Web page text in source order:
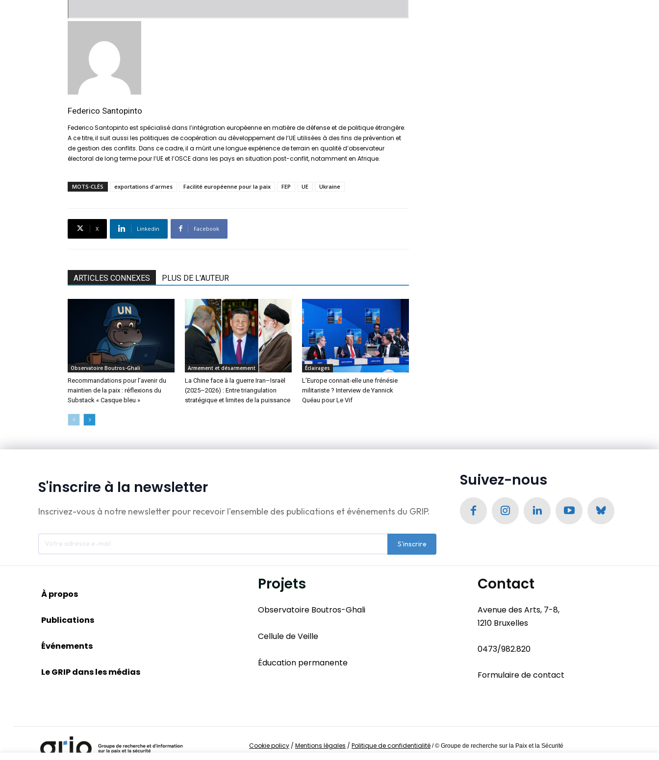
Federico Santopinto
Federico Santopinto est spécialisé dans l’intégration européenne en matière de défense et de politique étrangère.
A ce titre, il suit aussi les politiques de coopération au développement de l’UE utilisées à des fins de prévention et
de gestion des conflits. Dans ce cadre, il a mûrit une longue expérience de terrain en qualité d’observateur
électoral de long terme pour l’UE et l’OSCE dans les pays en situation post-conflit, notamment en Afrique.
MOTS-CLÉS exportations d'armes Facilité européenne pour la paix FEP UE Ukraine
X Linkedin Facebook
ARTICLES CONNEXES PLUS DE L'AUTEUR
Observatoire Boutros-Ghali
Recommandations pour l’avenir du
maintien de la paix : réflexions du
Substack « Casque bleu »
Armement et désarmement
La Chine face à la guerre Iran–Israël
(2025–2026) : Entre triangulation
stratégique et limites de la puissance
Éclairages
L’Europe connait-elle une frénésie
militariste ? Interview de Yannick
Quéau pour Le Vif
S'inscrire à la newsletter
Inscrivez-vous à notre newsletter pour recevoir l'ensemble des publications et événements du GRIP.
S'inscrire
Suivez-nous
À propos
Publications
Événements
Le GRIP dans les médias
Projets
Observatoire Boutros-Ghali
Cellule de Veille
Éducation permanente
Contact
Avenue des Arts, 7-8,
1210 Bruxelles
0473/982.820
Formulaire de contact
Cookie policy / Mentions légales / Politique de confidentialité /© Groupe de recherche sur la Paix et la Sécurité